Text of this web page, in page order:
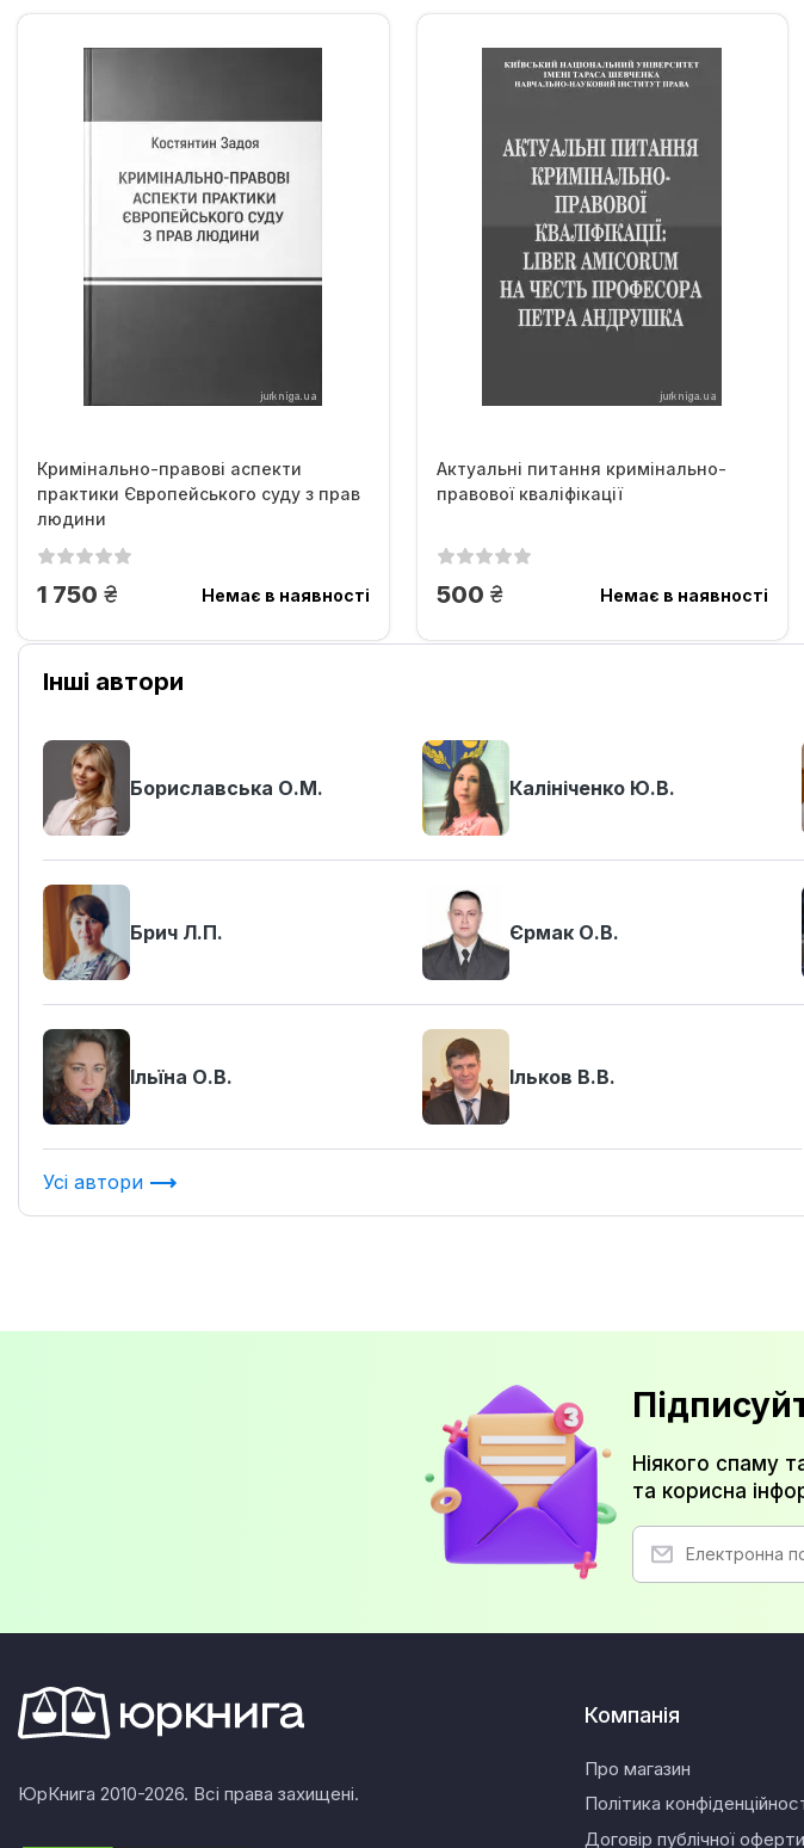
Кримінально-правові аспекти
практики Європейського суду з прав
людини
1 750 грн. Немає в наявності
Актуальні питання кримінально-
правової кваліфікації
500 грн. Немає в наявності
Інші автори
Бориславська О.М. Калініченко Ю.В.
Брич Л.П. Єрмак О.В.
Ільїна О.В. Ільков В.В.
Усі автори
Ніякого спаму
та корисна
ЮрКнига 2010-2026. Всі права захищені.
Компанія
Про магазин
Політика
Договір публічної оферти